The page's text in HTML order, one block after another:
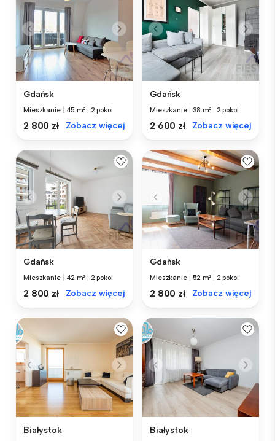
Gdańsk
Mieszkanie 45 m² 2 pokoi
2 800 zł Zobacz więcej
Gdańsk
Mieszkanie 38 m² 2 pokoi
2 600 zł Zobacz więcej
Gdańsk
Mieszkanie 42 m² 2 pokoi
2 800 zł Zobacz więcej
Gdańsk
Mieszkanie 52 m² 2 pokoi
2 800 zł Zobacz więcej
Białystok Białystok